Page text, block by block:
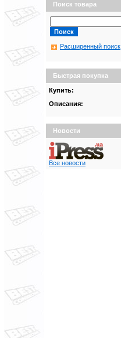
Поиск товара
Расширенный поиск
Быстрая покупка
Купить:
Описания:
Новости
Все новости